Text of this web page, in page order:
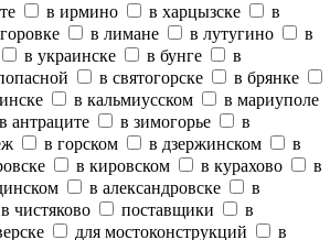
в ирмино в харцызске
в
в лимане в лутугино
в
в украинске в бунге
в
в святогорске
в брянке
в кальмиусском
в мариуполе
в антраците в зимогорье
в
в горском в дзержинском
в
в кировском в курахово
в
в александровске
в
в чистяково поставщики
в
для мостоконструкций в